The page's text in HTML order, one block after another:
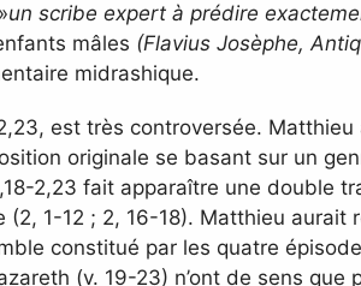
un scribe expert à prédire
mâles (Flavius Josèphe,
midrashique.
est très controversée.
originale se basant sur un
2,23 fait apparaître une double
(2, 1-12 ; 2, 16-18). Matthieu aurait
constitué par les quatre
(v. 19-23) n’ont de sens que